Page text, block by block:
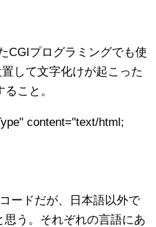
CGIプログラミングでも使
して文字化けが起こった
こと。
content="text/html;
ードだが、日本語以外で
う。それぞれの言語にあ